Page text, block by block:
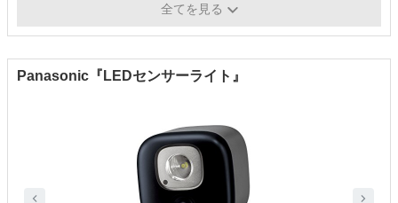
幅9.1×高さ21.6cm
全てを見る
Panasonic『LEDセンサーライト』